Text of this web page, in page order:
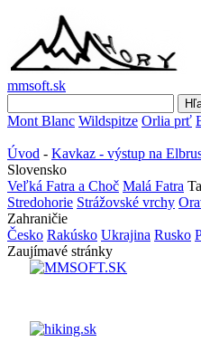
mmsoft.sk
Mont Blanc Wildspitze Orlia prť
Úvod - Kavkaz - výstup na
Slovensko
Veľká Fatra a Choč Malá Fatra
Stredohorie Strážovské vrchy
Zahraničie
Česko Rakúsko Ukrajina Rusko
Zaujímavé stránky